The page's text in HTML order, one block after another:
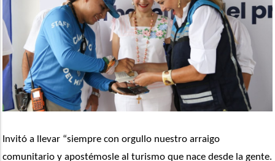
Invitó a llevar “siempre con orgullo nuestro arraigo
comunitario y apostémosle al turismo que nace desde la gente.